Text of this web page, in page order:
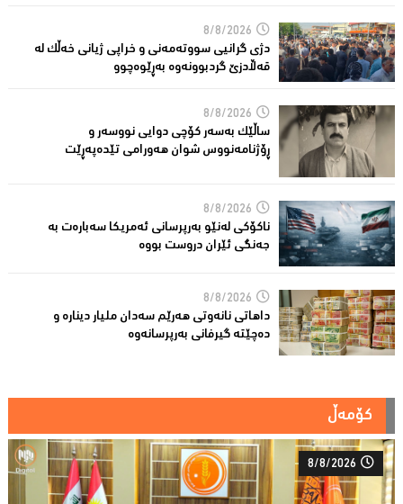
8/8/2026
دژی گرانیی سووتەمەنی و خراپی ژیانی خەڵك لە
قەڵادزێ‌ گردبوونەوە بەڕێوەچوو
8/8/2026
ساڵێك بەسەر كۆچی دوایی نووسەر و
ڕۆژنامەنووس شوان هەورامی تێدەپەڕێت
8/8/2026
ناكۆكی لەنێو بەرپرسانى ئەمریكا سەبارەت بە
جەنگی ئێران دروست بووە
8/8/2026
داهاتی نانەوتی هەرێم سەدان ملیار دینارە و
دەچێتە گیرفانی بەرپرسانەوە
کۆمەڵ
8/8/2026